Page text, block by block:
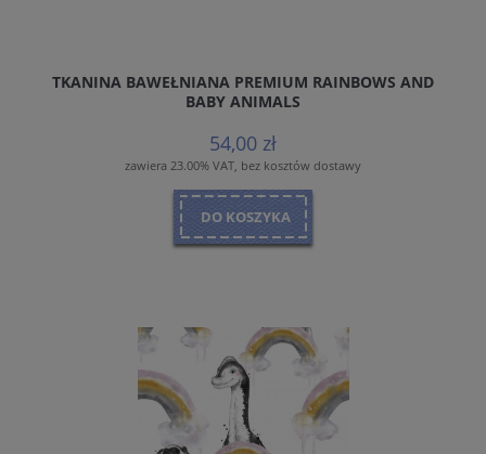
TKANINA BAWEŁNIANA PREMIUM RAINBOWS AND
BABY ANIMALS
54,00 zł
zawiera 23.00% VAT, bez kosztów dostawy
DO KOSZYKA